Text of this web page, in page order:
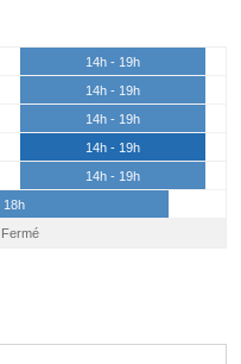
14h - 19h
14h - 19h
14h - 19h
14h - 19h
14h - 19h
18h
Fermé